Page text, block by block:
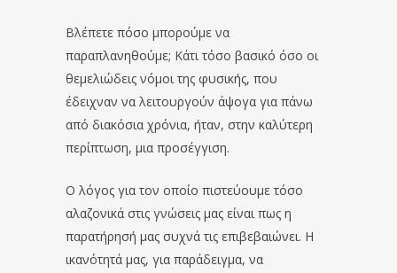
Βλέπετε πόσο μπορούμε να
παραπλανηθούμε; Κάτι τόσο βασικό όσο οι
θεμελιώδεις νόμοι της φυσικής, που
έδειχναν να λειτουργούν άψογα για πάνω
από διακόσια χρόνια, ήταν, στην καλύτερη
περίπτωση, μια προσέγγιση.
Ο λόγος για τον οποίο πιστεύουμε τόσο
αλαζονικά στις γνώσεις μας είναι πως η
παρατήρησή μας συχνά τις επιβεβαιώνει. Η
ικανότητά μας, για παράδειγμα, να